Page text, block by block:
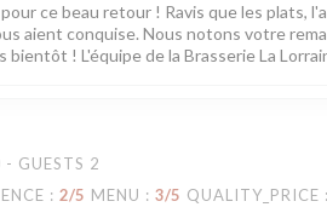
ce beau retour ! Ravis que les plats,
aient conquise. Nous notons votre
bientôt ! L'équipe de la Brasserie La
GUESTS 2
: 2/5 MENU : 3/5 QUALITY_PRICE